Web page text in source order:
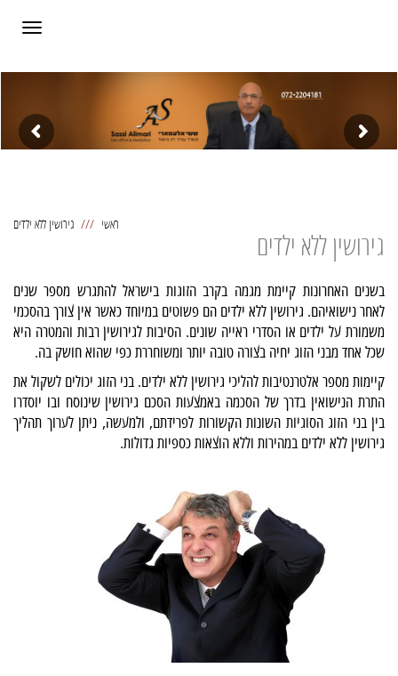
ראשי גירושין ללא ילדים
גירושין ללא ילדים
בשנים האחרונות קיימת מגמה בקרב הזוגות בישראל להתגרש מספר שנים
לאחר נישואיהם. גירושין ללא ילדים הם פשוטים במיוחד כאשר אין צורך בהסכמי
משמורת על ילדים או הסדרי ראייה שונים. הסיבות לגירושין רבות והמטרה היא
שכל אחד מבני הזוג יחיה בצורה טובה יותר ומשוחררת כפי שהוא חושק בה.
קיימות מספר אלטרנטיבות להליכי גירושין ללא ילדים. בני הזוג יכולים לשקול את
התרת הנישואין בדרך של הסכמה באמצעות הסכם גירושין שינוסח ובו יוסדרו
בין בני הזוג הסוגיות השונות הקשורות לפרידתם, ולמעשה, ניתן לערוך תהליך
גירושין ללא ילדים במהירות וללא הוצאות כספיות גדולות.